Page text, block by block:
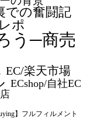
での奮闘記
ポ
う─商売
EC/楽天市場
ECshop/自社EC
】フルフィルメント